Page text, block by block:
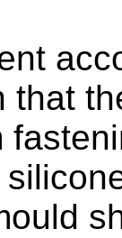
that